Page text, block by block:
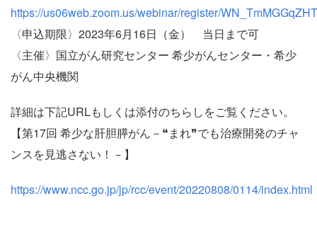
https://us06web.zoom.us/webinar/register/
〈申込期限〉2023年6月16日（金） 当日まで可
〈主催〉国立がん研究センター 希少がんセンター・希少
がん中央機関
詳細は下記URLもしくは添付のちらしをご覧ください。
【第17回 希少な肝胆膵がん－❝まれ❞でも治療開発のチャ
ンスを見逃さない！－】
https://www.ncc.go.jp/jp/rcc/event/20220808/0114/index.html